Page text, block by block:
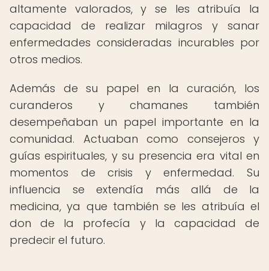
altamente valorados, y se les atribuía la
capacidad de realizar milagros y sanar
enfermedades consideradas incurables por
otros medios.
Además de su papel en la curación, los
curanderos y chamanes también
desempeñaban un papel importante en la
comunidad. Actuaban como consejeros y
guías espirituales, y su presencia era vital en
momentos de crisis y enfermedad. Su
influencia se extendía más allá de la
medicina, ya que también se les atribuía el
don de la profecía y la capacidad de
predecir el futuro.